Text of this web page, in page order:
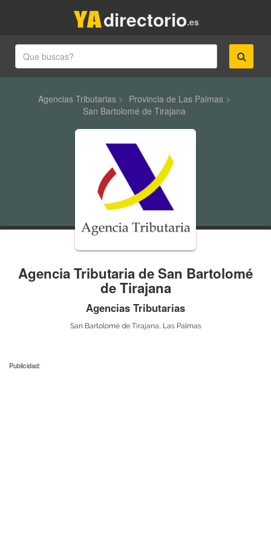
.es
directorio
Agencias Tributarias > Provincia de Las Palmas >
San Bartolomé de Tirajana
Agencia Tributaria de San Bartolomé
de Tirajana
Agencias Tributarias
San Bartolomé de Tirajana, Las Palmas
Publicidad: